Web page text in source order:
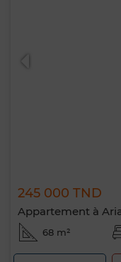
245 000 TND
Appartement à
68 m²